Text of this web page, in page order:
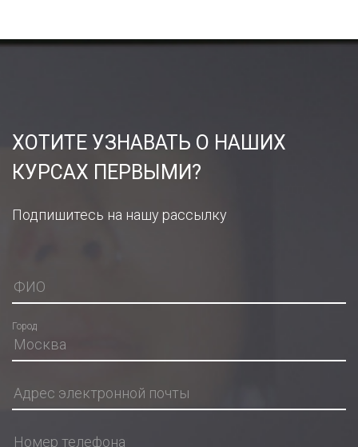
ХОТИТЕ УЗНАВАТЬ О НАШИХ
КУРСАХ ПЕРВЫМИ?
Подпишитесь на нашу рассылку
Город